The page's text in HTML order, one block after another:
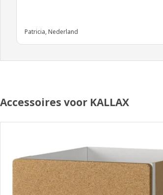
Patricia, Nederland
Accessoires voor KALLAX